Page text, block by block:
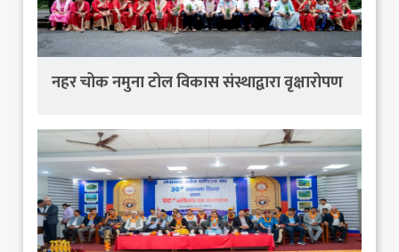
नहर चोक नमुना टोल विकास संस्थाद्वारा वृक्षारोपण